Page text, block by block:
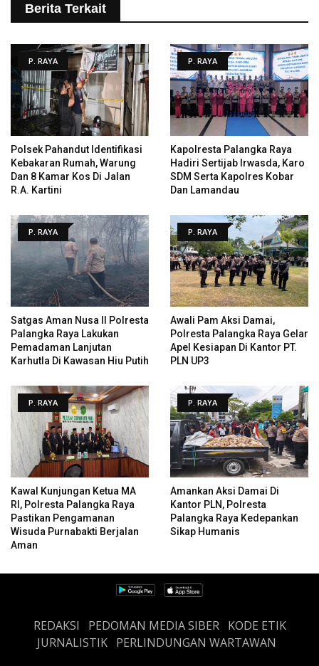
Berita Terkait
P. RAYA
Polsek Pahandut Identifikasi
Kebakaran Rumah, Warung
Dan 8 Kamar Kos Di Jalan
R.A. Kartini
P. RAYA
Kapolresta Palangka Raya
Hadiri Sertijab Irwasda, Karo
SDM Serta Kapolres Kobar
Dan Lamandau
P. RAYA
Satgas Aman Nusa II Polresta
Palangka Raya Lakukan
Pemadaman Lanjutan
Karhutla Di Kawasan Hiu Putih
P. RAYA
Awali Pam Aksi Damai,
Polresta Palangka Raya Gelar
Apel Kesiapan Di Kantor PT.
PLN UP3
P. RAYA
Kawal Kunjungan Ketua MA
RI, Polresta Palangka Raya
Pastikan Pengamanan
Wisuda Purnabakti Berjalan
Aman
P. RAYA
Amankan Aksi Damai Di
Kantor PLN, Polresta
Palangka Raya Kedepankan
Sikap Humanis
REDAKSI PEDOMAN MEDIA SIBER
KODE ETIK
JURNALISTIK PERLINDUNGAN WARTAWAN